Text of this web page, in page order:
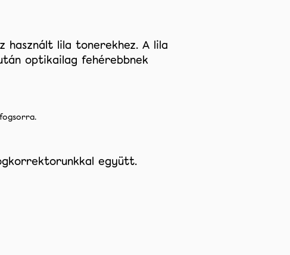
használt lila tonerekhez. A lila
optikailag fehérebbnek
együtt.